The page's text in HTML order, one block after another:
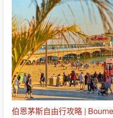
伯恩茅斯自由行攻略 |